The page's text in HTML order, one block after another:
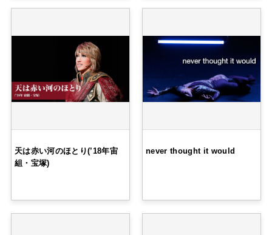
天は赤い河のほとり(’18年宙
組・宝塚)
never thought it would